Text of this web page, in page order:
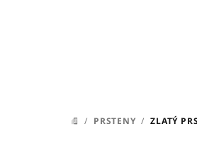
DOMŮ
/ PRSTENY / ZLATÝ